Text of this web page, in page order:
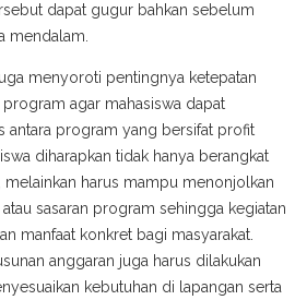
dapat gugur bahkan sebelum
mendalam.
menyoroti pentingnya ketepatan
agar mahasiswa dapat
antara program yang bersifat profit
diharapkan tidak hanya berangkat
harus mampu menonjolkan
sasaran program sehingga kegiatan
manfaat konkret bagi masyarakat.
anggaran juga harus dilakukan
kebutuhan di lapangan serta